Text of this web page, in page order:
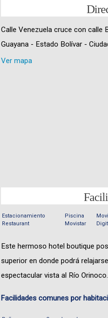
Calle Venezuela cruce con calle
Guayana - Estado Bolívar -
Ver mapa
Estacionamiento
Restaurant
Piscina
Movistar
Este hermoso hotel boutique
superior en donde podrá
espectacular vista al Río Orinoco.
Facilidades comunes por